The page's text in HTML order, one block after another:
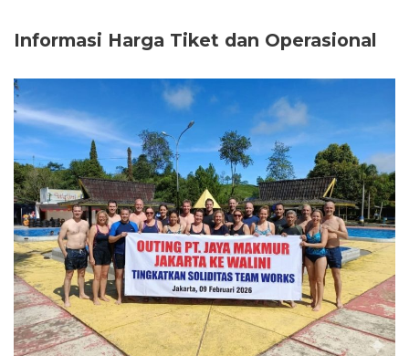
Informasi Harga Tiket dan Operasional